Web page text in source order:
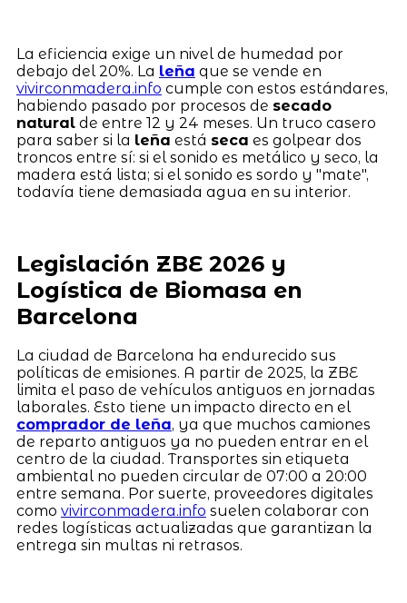
La eficiencia exige un nivel de humedad por
debajo del 20%. La leña que se vende en
vivirconmadera.info cumple con estos estándares,
habiendo pasado por procesos de secado
naturalde entre 12 y 24 meses. Un truco casero
para saber si la leña está seca es golpear dos
troncos entre sí: si el sonido es metálico y seco, la
madera está lista; si el sonido es sordo y "mate",
todavía tiene demasiada agua en su interior.
Legislación ZBE 2026 y
Logística de Biomasa en
Barcelona
La ciudad de Barcelona ha endurecido sus
políticas de emisiones. A partir de 2025, la ZBE
limita el paso de vehículos antiguos en jornadas
laborales. Esto tiene un impacto directo en el
comprador de leña, ya que muchos camiones
de reparto antiguos ya no pueden entrar en el
centro de la ciudad. Transportes sin etiqueta
ambiental no pueden circular de 07:00 a 20:00
entre semana. Por suerte, proveedores digitales
como vivirconmadera.info suelen colaborar con
redes logísticas actualizadas que garantizan la
entrega sin multas ni retrasos.